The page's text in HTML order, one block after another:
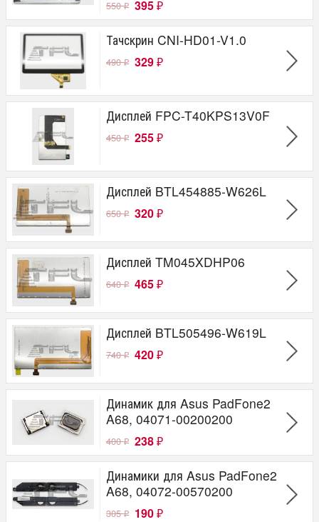
550₽ 395 ₽
Тачскрин CNI-HD01-V1.0
490₽ 329 ₽
Дисплей FPC-T40KPS13V0F
450₽ 255 ₽
Дисплей BTL454885-W626L
650₽ 320 ₽
Дисплей TM045XDHP06
640₽ 465 ₽
Дисплей BTL505496-W619L
740₽ 420 ₽
Динамик для Asus PadFone2
A68, 04071-00200200
400₽ 238 ₽
Динамики для Asus PadFone2
A68, 04072-00570200
305₽ 190 ₽